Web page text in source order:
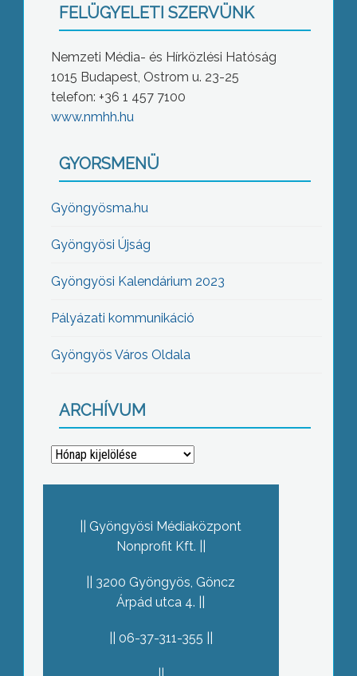
FELÜGYELETI SZERVÜNK
Nemzeti Média- és Hírközlési Hatóság
1015 Budapest, Ostrom u. 23-25
telefon: +36 1 457 7100
www.nmhh.hu
GYORSMENÜ
Gyöngyösma.hu
Gyöngyösi Újság
Gyöngyösi Kalendárium 2023
Pályázati kommunikáció
Gyöngyös Város Oldala
ARCHÍVUM
Archívum
Gyöngyösi Médiaközpont
Nonprofit Kft.
3200 Gyöngyös, Göncz
Árpád utca 4.
06-37-311-355